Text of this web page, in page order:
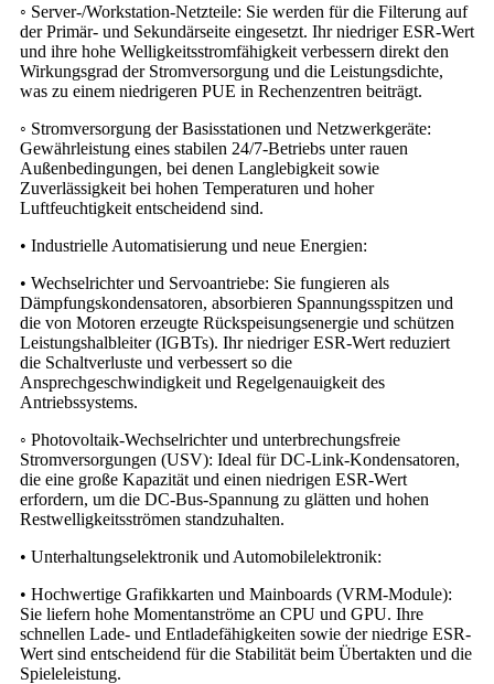
◦ Server-/Workstation-Netzteile: Sie werden für die Filterung auf
der Primär- und Sekundärseite eingesetzt. Ihr niedriger ESR-Wert
und ihre hohe Welligkeitsstromfähigkeit verbessern direkt den
Wirkungsgrad der Stromversorgung und die Leistungsdichte,
was zu einem niedrigeren PUE in Rechenzentren beiträgt.
◦ Stromversorgung der Basisstationen und Netzwerkgeräte:
Gewährleistung eines stabilen 24/7-Betriebs unter rauen
Außenbedingungen, bei denen Langlebigkeit sowie
Zuverlässigkeit bei hohen Temperaturen und hoher
Luftfeuchtigkeit entscheidend sind.
• Industrielle Automatisierung und neue Energien:
• Wechselrichter und Servoantriebe: Sie fungieren als
Dämpfungskondensatoren, absorbieren Spannungsspitzen und
die von Motoren erzeugte Rückspeisungsenergie und schützen
Leistungshalbleiter (IGBTs). Ihr niedriger ESR-Wert reduziert
die Schaltverluste und verbessert so die
Ansprechgeschwindigkeit und Regelgenauigkeit des
Antriebssystems.
◦ Photovoltaik-Wechselrichter und unterbrechungsfreie
Stromversorgungen (USV): Ideal für DC-Link-Kondensatoren,
die eine große Kapazität und einen niedrigen ESR-Wert
erfordern, um die DC-Bus-Spannung zu glätten und hohen
Restwelligkeitsströmen standzuhalten.
• Unterhaltungselektronik und Automobilelektronik:
• Hochwertige Grafikkarten und Mainboards (VRM-Module):
Sie liefern hohe Momentanströme an CPU und GPU. Ihre
schnellen Lade- und Entladefähigkeiten sowie der niedrige ESR-
Wert sind entscheidend für die Stabilität beim Übertakten und die
Spieleleistung.